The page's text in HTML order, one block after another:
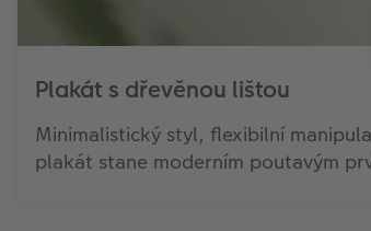
Plakát s dřevěnou lištou
Minimalistický styl, flexibilní
plakát stane moderním poutavým